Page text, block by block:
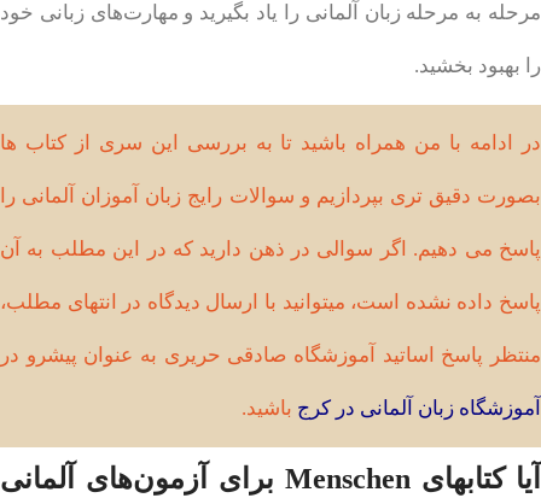
مرحله به مرحله زبان آلمانی را یاد بگیرید و مهارت‌های زبانی خود
را بهبود بخشید.
در ادامه با من همراه باشید تا به بررسی این سری از کتاب ها
بصورت دقیق تری بپردازیم و سوالات رایج زبان آموزان آلمانی را
پاسخ می دهیم. اگر سوالی در ذهن دارید که در این مطلب به آن
پاسخ داده نشده است، میتوانید با ارسال دیدگاه در انتهای مطلب،
منتظر پاسخ اساتید آموزشگاه صادقی حریری به عنوان پیشرو در
آموزشگاه زبان آلمانی در کرج باشید.
آیا کتابهای Menschen برای آزمون‌های آلمانی